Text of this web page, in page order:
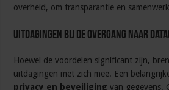
overheid, om transparantie en
Uitdagingen bij de overgang naar
Hoewel de voordelen significant zijn,
uitdagingen met zich mee. Een
privacy en beveiliging van gegevens.